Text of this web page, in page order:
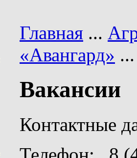
Главная ...
«Авангард»
Вакансии
Контактные